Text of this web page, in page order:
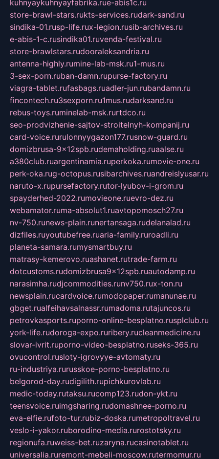
kuhnyaykuhnyayfabrika.rue-abis1c.ru
store-brawl-stars.rukts-services.rudark-sand.ru
sindika-01.rusp-life.rux-legion.rusib-archives.ru
e-abis-1-c.rusindika01.ruvenda-festival.ru
store-brawlstars.rudooraleksandria.ru
antenna-highly.rumine-lab-msk.ru1-mus.ru
3-sex-porn.ruban-damn.rupurse-factory.ru
viagra-tablet.rufasbags.ruadler-jun.rubandamn.ru
fincontech.ru3sexporn.ru1mus.rudarksand.ru
rebus-toys.ruminelab-msk.rurtdco.ru
seo-prodvizhenie-sajtov-stroitelnyh-kompanij.ru
card-voice.rurulonnyygazon177.rusnow-guard.ru
domizbrusa-9x12spb.rudemaholding.ruaalse.ru
a380club.ruargentinamia.ruperkoka.rumovie-one.ru
perk-oka.rug-octopus.rusibarchives.ruandreislyusar.ru
naruto-x.rupursefactory.rutor-lyubov-i-grom.ru
spayderhed-2022.rumovieone.ruevro-dez.ru
webamator.ruma-absolut1.ruavtopomosch27.ru
nv-750.runews-plain.runertansaga.rudelanalad.ru
dizfiles.ruyoutubefree.ruaria-family.ruroadli.ru
planeta-samara.rumysmartbuy.ru
matrasy-kemerovo.ruashanet.rutrade-farm.ru
dotcustoms.rudomizbrusa9x12spb.ruautodamp.ru
narasimha.rudjcommodities.runv750.rux-ton.ru
newsplain.rucardvoice.rumodopaper.rumanunae.ru
gbget.rualfeihavsalnassr.rumadoma.rutajuncos.ru
petrovkasports.ruporno-online-besplatno.rusplclub.ru
york-life.rudoroga-expo.ruribery.rucleanmedicine.ru
slovar-ivrit.ruporno-video-besplatno.ruseks-365.ru
ovucontrol.rusloty-igrovyye-avtomaty.ru
ru-industriya.rurusskoe-porno-besplatno.ru
belgorod-day.rudigilith.rupichkurovlab.ru
medic-today.rutaksu.rucomp123.rudon-ykt.ru
teensvoice.ruimgsharing.rudomashnee-porno.ru
eva-elfie.rufoto-tur.rubiz-doska.rumetropoltravel.ru
veslo-i-yakor.ruborodino-media.rurostotsky.ru
regionufa.ruweiss-bet.ruzaryna.rucasinotablet.ru
universalia.ruremont-mebeli-moscow.rutermomur.ru